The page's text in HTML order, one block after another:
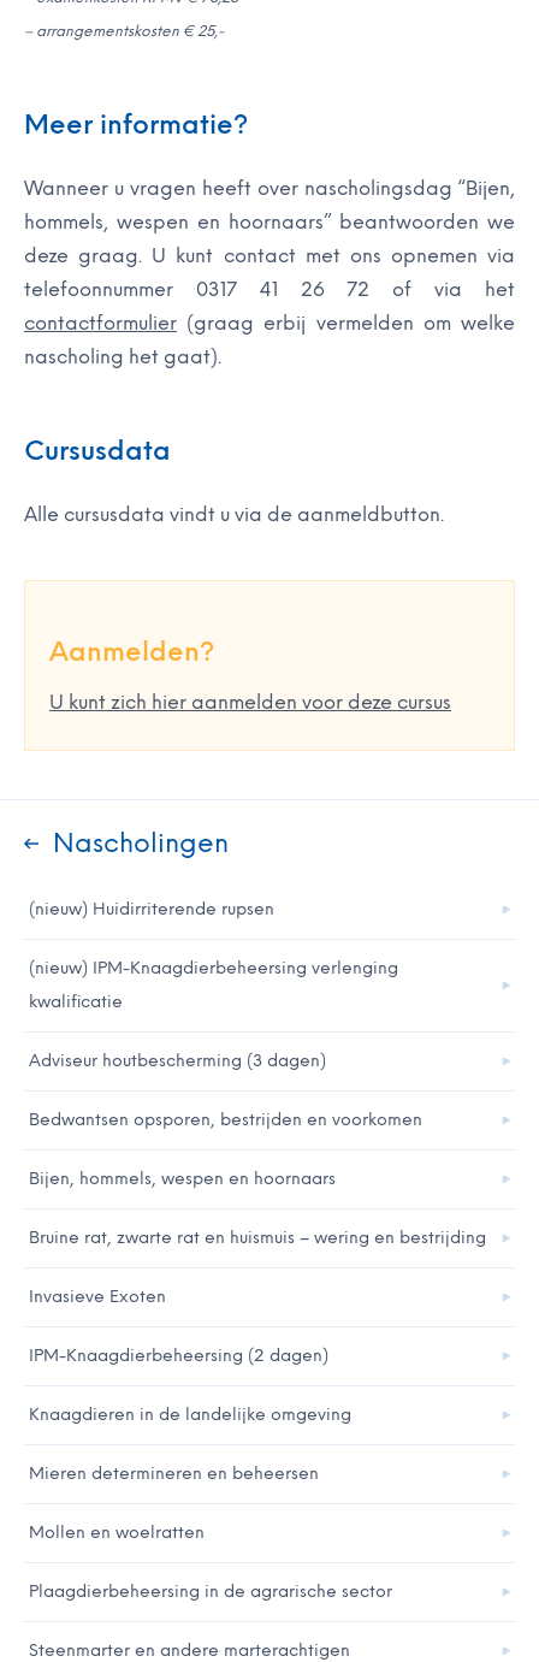
Nascholingen
(nieuw) Huidirriterende rupsen
(nieuw) IPM-Knaagdierbeheersing verlenging
kwalificatie
Adviseur houtbescherming (3 dagen)
Bedwantsen opsporen, bestrijden en voorkomen
Bijen, hommels, wespen en hoornaars
Bruine rat, zwarte rat en huismuis – wering en bestrijding
Invasieve Exoten
IPM-Knaagdierbeheersing (2 dagen)
Knaagdieren in de landelijke omgeving
Mieren determineren en beheersen
Mollen en woelratten
Plaagdierbeheersing in de agrarische sector
Steenmarter en andere marterachtigen
– arrangementskosten € 25,-
Meer informatie?
Wanneer u vragen heeft over nascholingsdag “Bijen,
hommels, wespen en hoornaars” beantwoorden we
deze graag. U kunt contact met ons opnemen via
telefoonnummer 0317 41 26 72 of via het
contactformulier (graag erbij vermelden om welke
nascholing het gaat).
Cursusdata
Alle cursusdata vindt u via de aanmeldbutton.
Aanmelden?
U kunt zich hier aanmelden voor deze cursus